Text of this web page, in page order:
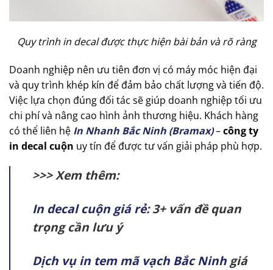
Quy trình in decal được thực hiện bài bản và rõ ràng
Doanh nghiệp nên ưu tiên đơn vị có máy móc hiện đại
và quy trình khép kín để đảm bảo chất lượng và tiến độ.
Việc lựa chọn đúng đối tác sẽ giúp doanh nghiệp tối ưu
chi phí và nâng cao hình ảnh thương hiệu. Khách hàng
có thể liên hệ In Nhanh Bắc Ninh (Bramax)–công ty
in decal cuộn uy tín để được tư vấn giải pháp phù hợp.
>>> Xem thêm:
In decal cuộn giá rẻ: 3+ vấn đề quan
trọng cần lưu ý
Dịch vụ in tem mã vạch Bắc Ninh giá